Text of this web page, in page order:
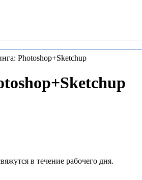
Photoshop+Sketchup
в течение рабочего дня.